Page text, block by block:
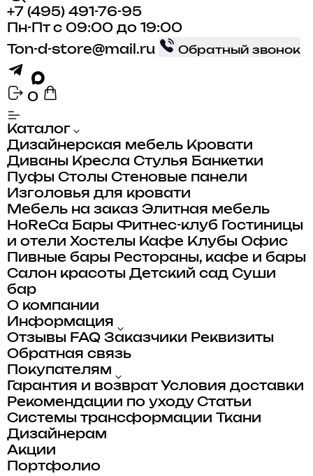
+7 (495) 491-76-95
Пн-Пт с 09:00 до 19:00
Ton-d-store@mail.ru
Обратный звонок
0
Каталог
Дизайнерская мебель Кровати
Диваны Кресла Стулья Банкетки
Пуфы Столы Стеновые панели
Изголовья для кровати
Мебель на заказ Элитная мебель
HoReCa Бары Фитнес-клуб
Гостиницы
и отели Хостелы Кафе Клубы Офис
Пивные бары Рестораны, кафе и бары
Салон красоты Детский сад Суши
бар
О компании
Информация
Отзывы FAQ Заказчики Реквизиты
Обратная связь
Покупателям
Гарантия и возврат Условия доставки
Рекомендации по уходу Статьи
Системы трансформации
Ткани
Дизайнерам
Акции
Портфолио